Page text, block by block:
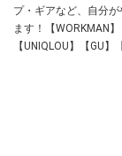
プ・ギアなど、自分
ます！【WORKMAN
【UNIQLOU】【GU